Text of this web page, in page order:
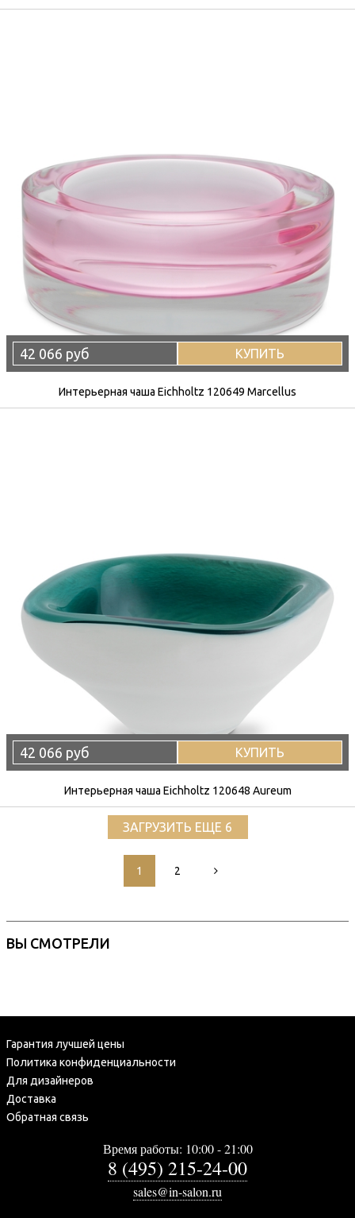
42 066 руб КУПИТЬ
Интерьерная чаша Eichholtz 120649 Marcellus
42 066 руб КУПИТЬ
Интерьерная чаша Eichholtz 120648 Aureum
ЗАГРУЗИТЬ ЕЩЕ 6
1 2
ВЫ СМОТРЕЛИ
Гарантия лучшей цены
Политика конфиденциальности
Для дизайнеров
Доставка
Обратная связь
Время работы: 10:00 - 21:00
8 (495) 215-24-00
sales@in-salon.ru